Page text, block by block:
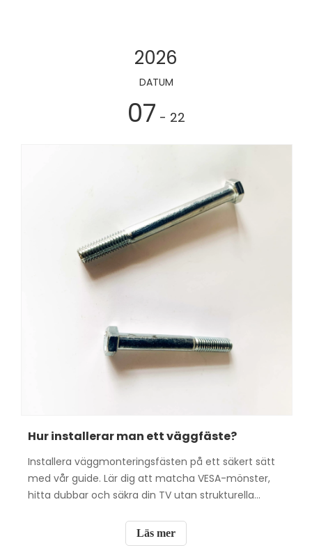
2026
DATUM
07 - 22
Hur installerar man ett väggfäste?
Installera väggmonteringsfästen på ett säkert sätt
med vår guide. Lär dig att matcha VESA-mönster,
hitta dubbar och säkra din TV utan strukturella
Läs mer